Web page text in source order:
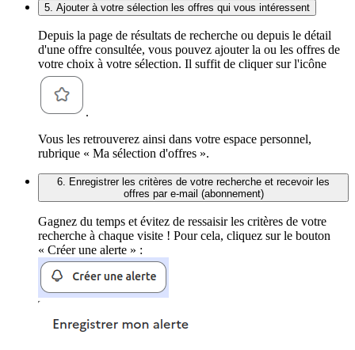
5. Ajouter à votre sélection les offres qui vous intéressent
Depuis la page de résultats de recherche ou depuis le détail
d'une offre consultée, vous pouvez ajouter la ou les offres de
votre choix à votre sélection. Il suffit de cliquer sur l'icône
.
Vous les retrouverez ainsi dans votre espace personnel,
rubrique « Ma sélection d'offres ».
6. Enregistrer les critères de votre recherche et recevoir les
offres par e-mail (abonnement)
Gagnez du temps et évitez de ressaisir les critères de votre
recherche à chaque visite ! Pour cela, cliquez sur le bouton
« Créer une alerte » :